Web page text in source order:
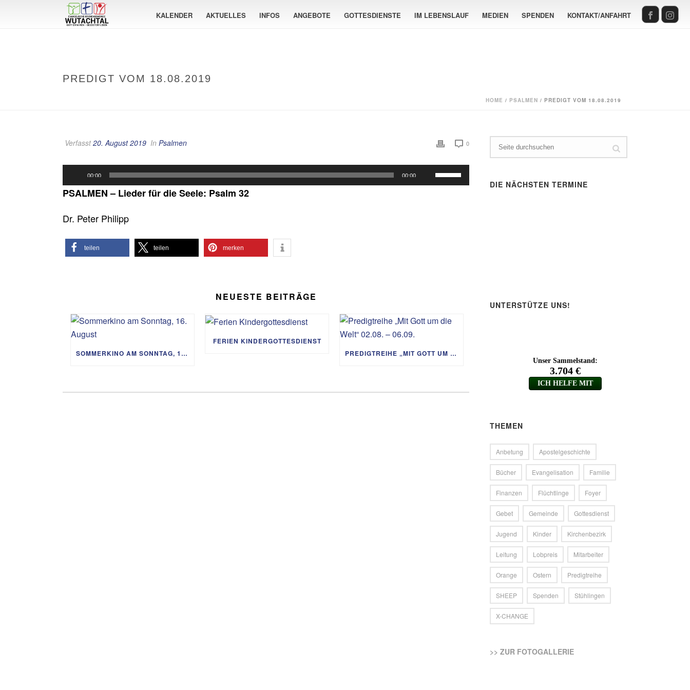
KALENDER AKTUELLES INFOS ANGEBOTE GOTTESDIENSTE IM LEBENSLAUF MEDIEN SPENDEN KONTAKT/ANFAHRT
PREDIGT VOM 18.08.2019
HOME / PSALMEN / PREDIGT VOM 18.08.2019
Verfasst20. August 2019 In Psalmen 0
Player
00:00 00:00
Hoch/Runter
PSALMEN – Lieder für die Seele: Psalm 32
Dr. Peter Philipp
teilen teilen merken
NEUESTE BEITRÄGE
SOMMERKINO AM SONNTAG, 16. AUGUST
FERIEN KINDERGOTTESDIENST
PREDIGTREIHE „MIT GOTT UM DIE WELT“ 02.08. – 06.09.
DIE NÄCHSTEN TERMINE
UNTERSTÜTZE UNS!
THEMEN
Anbetung Apostelgeschichte
Bücher Evangelisation Familie
Finanzen Flüchtlinge Foyer
Gebet Gemeinde Gottesdienst
Jugend Kinder Kirchenbezirk
Leitung Lobpreis Mitarbeiter
Orange Ostern Predigtreihe
SHEEP Spenden Stühlingen
X-CHANGE
>> ZUR FOTOGALLERIE